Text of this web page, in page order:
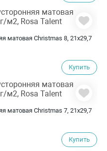
матовая Christmas 8, 21х29,7
Купить
матовая Christmas 7, 21х29,7
Купить